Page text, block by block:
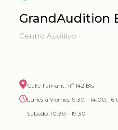
GrandAudition
Centro Auditivo
Calle Tamarit, nº 142 Bis
Lunes a Viernes: 9:30 - 14:00,
Sábado: 10:30 - 19:30